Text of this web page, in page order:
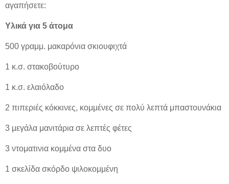
αγαπήσετε:
Υλικά για 5 άτομα
500 γραμμ. μακαρόνια σκιουφιχτά
1 κ.σ. στακοβούτυρο
1 κ.σ. ελαιόλαδο
2 πιπεριές κόκκινες, κομμένες σε πολύ λεπτά μπαστουνάκια
3 μεγάλα μανιτάρια σε λεπτές φέτες
3 ντοματινια κομμένα στα δυο
1 σκελίδα σκόρδο ψιλοκομμένη